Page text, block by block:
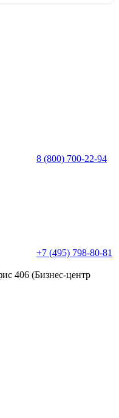
8 (800) 700-22-94
+7 (495) 798-80-81
406 (Бизнес-центр